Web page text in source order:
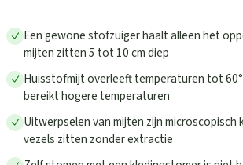
Een gewone stofzuiger haalt alleen het
mijten zitten 5 tot 10 cm diep
Huisstofmijt overleeft temperaturen tot
bereikt hogere temperaturen
Uitwerpselen van mijten zijn microscopisch
vezels zitten zonder extractie